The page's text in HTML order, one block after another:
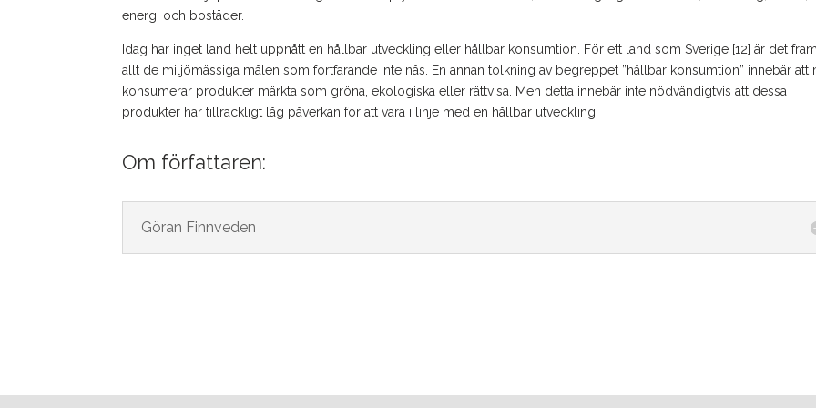
energi och bostäder.
Idag har inget land helt uppnått en hållbar utveckling eller hållbar konsumtion. För ett land som Sverige [12] är det
allt de miljömässiga målen som fortfarande inte nås. En annan tolkning av begreppet ”hållbar konsumtion” innebär att
konsumerar produkter märkta som gröna, ekologiska eller rättvisa. Men detta innebär inte nödvändigtvis att dessa
produkter har tillräckligt låg påverkan för att vara i linje med en hållbar utveckling.
Om författaren:
Göran Finnveden